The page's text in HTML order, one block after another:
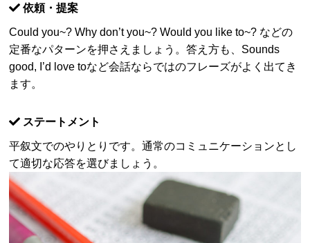
依頼・提案
Could you~? Why don’t you~? Would you like to~? などの
定番なパターンを押さえましょう。答え方も、Sounds
good, I’d love toなど会話ならではのフレーズがよく出てき
ます。
ステートメント
平叙文でのやりとりです。通常のコミュニケーションとし
て適切な応答を選びましょう。